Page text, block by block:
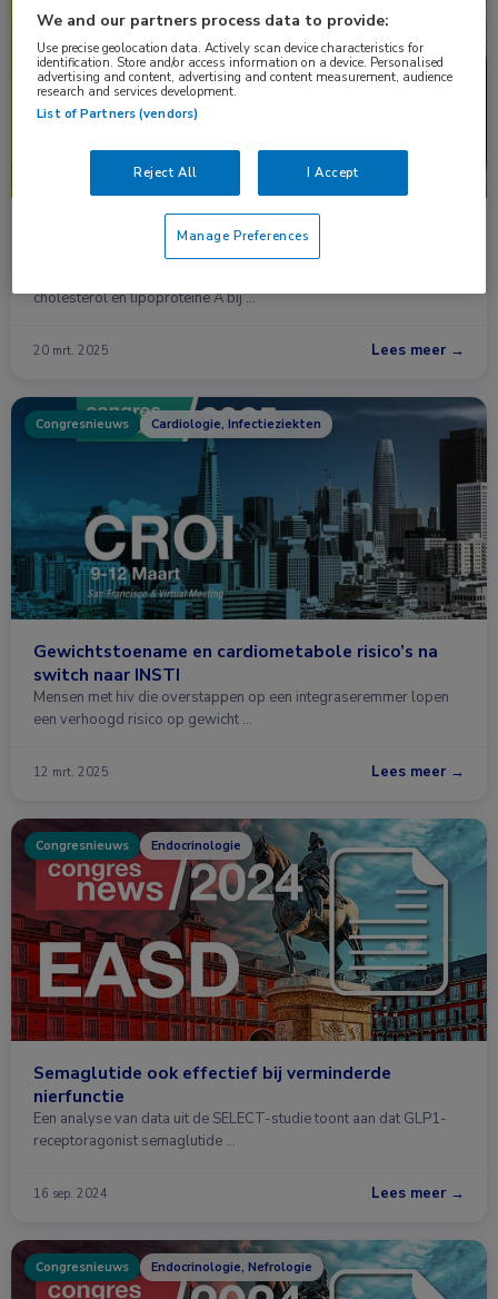
hs-CRP, LDL-C en Lp(A) voorspellen
cardiovasculair risico op lange termijn bij vrouwen
cholesterol en lipoproteïne A bij …
20 mrt. 2025 Lees meer →
Congresnieuws Cardiologie, Infectieziekten
Gewichtstoename en cardiometabole risico’s na
switch naar INSTI
Mensen met hiv die overstappen op een integraseremmer lopen
een verhoogd risico op gewicht …
12 mrt. 2025 Lees meer →
Congresnieuws Endocrinologie
Semaglutide ook effectief bij verminderde
nierfunctie
Een analyse van data uit de SELECT-studie toont aan dat GLP1-
receptoragonist semaglutide …
16 sep. 2024 Lees meer →
Congresnieuws Endocrinologie, Nefrologie
We and our partners process data to provide:
Use precise geolocation data. Actively scan device characteristics for
identification. Store and/or access information on a device. Personalised
advertising and content, advertising and content measurement, audience
research and services development.
List of Partners (vendors)
Reject All I Accept
Manage Preferences